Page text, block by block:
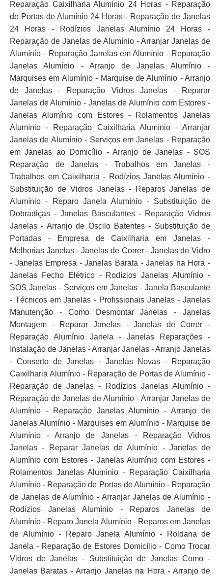
Reparação Caixilharia Alumínio 24 Horas - Reparação
de Portas de Alumínio 24 Horas - Reparação de Janelas
24 Horas - Rodízios Janelas Alumínio 24 Horas -
Reparação de Janelas de Alumínio - Arranjar Janelas de
Alumínio - Reparação Janelas em Alumínio - Reparação
Janelas Alumínio - Arranjo de Janelas Alumínio -
Marquises em Alumínio - Marquise de Alumínio - Arranjo
de Janelas - Reparação Vidros Janelas - Reparar
Janelas de Alumínio - Janelas de Alumínio com Estores -
Janelas Alumínio com Estores - Rolamentos Janelas
Alumínio - Reparação Caixilharia Alumínio - Arranjar
Janelas de Alumínio - Serviços em Janelas - Reparação
em Janelas ao Domicílio - Arranjo de Janelas - SOS
Reparação de Janelas - Trabalhos em Janelas -
Trabalhos em Caixilharia - Rodízios Janelas Alumínio -
Substituição de Vidros Janelas - Reparos Janelas de
Alumínio - Reparo Janela Alumínio - Substituição de
Dobradiças - Janelas Basculantes - Reparação Vidros
Janelas - Arranjo de Oscilo Batentes - Substituição de
Portadas - Empresa de Caixilharia em Janelas -
Melhorias Janelas - Janelas de Correr - Janelas de Vidro
- Janelas Empresa - Janelas Barata - Janelas na Hora -
Janelas Fecho Elétrico - Rodízios Janelas Alumínio -
SOS Janelas - Serviços em Janelas - Janela Basculante
- Técnicos em Janelas - Profissionais Janelas - Janelas
Manutenção - Como Desmontar Janelas - Janelas
Montagem - Reparar Janelas - Janelas de Correr -
Reparação Alumínio Janela - Janelas Reparações -
Instalação de Janelas - Arranjar Janelas - Arranjo Janelas
- Conserto de Janelas - Janelas Novas - Reparação
Caixilharia Alumínio - Reparação de Portas de Alumínio -
Reparação de Janelas - Rodízios Janelas Alumínio -
Reparação de Janelas de Alumínio - Arranjar Janelas de
Alumínio - Reparação Janelas Alumínio - Arranjo de
Janelas Alumínio - Marquises em Alumínio - Marquise de
Alumínio - Arranjo de Janelas - Reparação Vidros
Janelas - Reparar Janelas de Alumínio - Janelas de
Alumínio com Estores - Janelas Alumínio com Estores -
Rolamentos Janelas Alumínio - Reparação Caixilharia
Alumínio - Reparação de Portas de Alumínio - Reparação
de Janelas de Alumínio - Arranjar Janelas de Alumínio -
Rodízios Janelas Alumínio - Reparos Janelas de
Alumínio - Reparo Janela Alumínio - Reparos em Janelas
de Alumínio - Reparo Janela Alumínio - Roldana de
Janela - Reparação de Estores Domicílio - Como Trocar
Vidros de Janelas - Substituição de Janelas Como -
Janelas Baratas - Arranjo Janelas na Hora - Arranjo de